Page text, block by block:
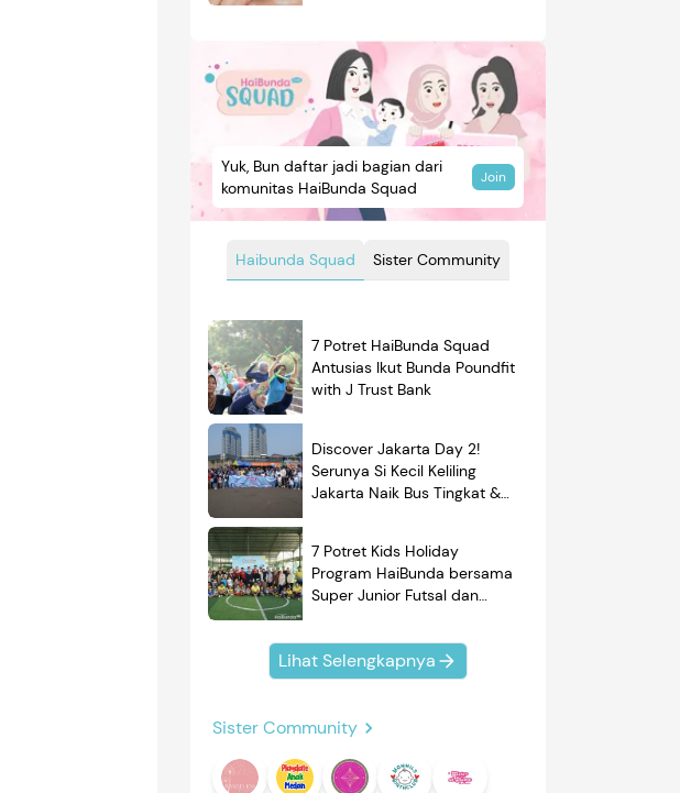
Haibunda Squad Sister Community
Yuk, Bun daftar jadi bagian dari
komunitas HaiBunda Squad
Join
7 Potret HaiBunda Squad
Antusias Ikut Bunda Poundfit
with J Trust Bank
Discover Jakarta Day 2!
Serunya Si Kecil Keliling
Jakarta Naik Bus Tingkat &
7 Potret Kids Holiday
Program HaiBunda bersama
Super Junior Futsal dan
Kompak Banget!
Lihat Selengkapnya
Sister Community